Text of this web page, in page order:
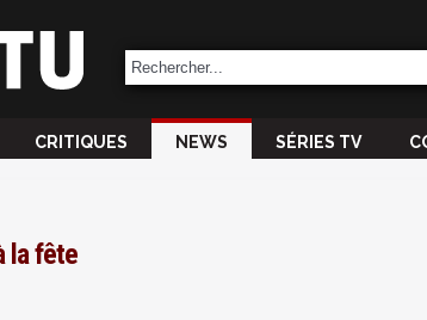
CRITIQUES NEWS SÉRIES TV
la fête